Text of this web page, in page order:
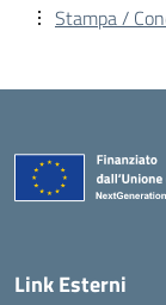
Stampa /
Link Esterni